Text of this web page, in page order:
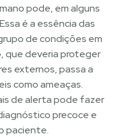
pode, em alguns
é a essência das
de condições em
que deveria proteger
externos, passa a
como ameaças.
de alerta pode fazer
precoce e
paciente.